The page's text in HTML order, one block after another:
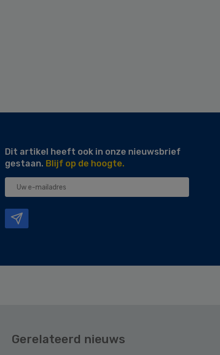
Dit artikel heeft ook in onze nieuwsbrief
gestaan. Blijf op de hoogte.
Uw
Gerelateerd nieuws